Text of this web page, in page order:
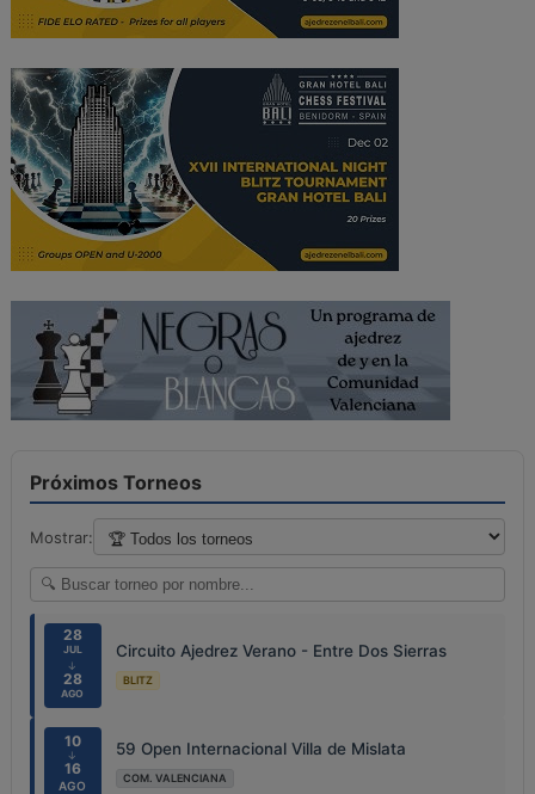
Próximos Torneos
Mostrar:
28
JUL
↓
28
AGO
Circuito Ajedrez Verano - Entre Dos Sierras
BLITZ
10
↓
16
AGO
59 Open Internacional Villa de Mislata
COM. VALENCIANA